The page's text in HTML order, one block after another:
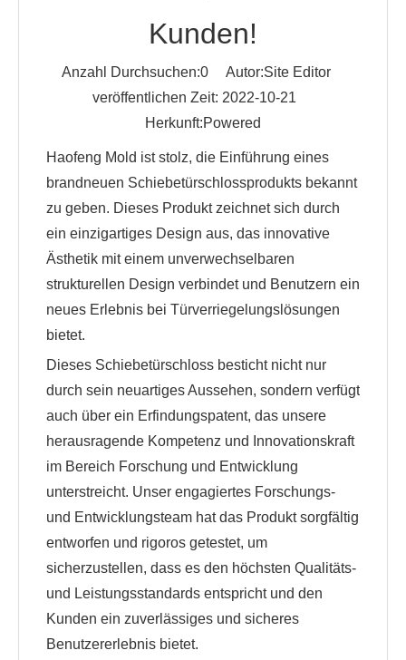
Kunden!
Anzahl Durchsuchen:0Autor:Site Editor
veröffentlichen Zeit: 2022-10-21
Herkunft:Powered
Haofeng Mold ist stolz, die Einführung eines
brandneuen Schiebetürschlossprodukts bekannt
zu geben. Dieses Produkt zeichnet sich durch
ein einzigartiges Design aus, das innovative
Ästhetik mit einem unverwechselbaren
strukturellen Design verbindet und Benutzern ein
neues Erlebnis bei Türverriegelungslösungen
bietet.
Dieses Schiebetürschloss besticht nicht nur
durch sein neuartiges Aussehen, sondern verfügt
auch über ein Erfindungspatent, das unsere
herausragende Kompetenz und Innovationskraft
im Bereich Forschung und Entwicklung
unterstreicht. Unser engagiertes Forschungs-
und Entwicklungsteam hat das Produkt sorgfältig
entworfen und rigoros getestet, um
sicherzustellen, dass es den höchsten Qualitäts-
und Leistungsstandards entspricht und den
Kunden ein zuverlässiges und sicheres
Benutzererlebnis bietet.